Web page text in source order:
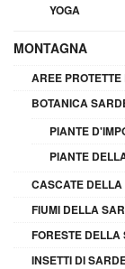
YOGA
MONTAGNA
AREE
BOTANICA
PIANTE
PIANTE
CASCATE
FIUMI DELLA
FORESTE
INSETTI DI